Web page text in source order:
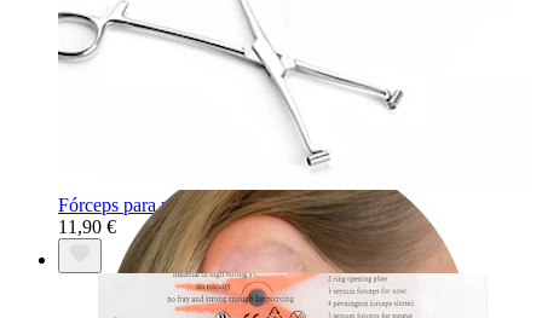
Fórceps para piercing do septo
11,90 €